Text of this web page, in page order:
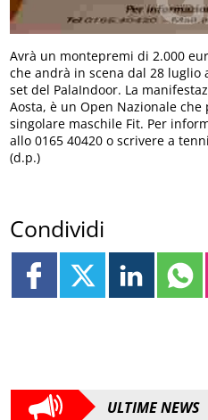
Avrà un montepremi di 2.000
che andrà in scena dal 28 luglio
set del PalaIndoor. La
Aosta, è un Open Nazionale
singolare maschile Fit. Per
allo 0165 40420 o scrivere a
(d.p.)
Condividi
ULTIME NEWS